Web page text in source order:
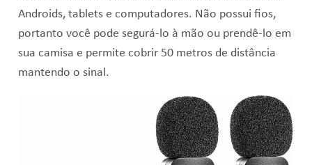
Androids, tablets e computadores. Não possui fios,
portanto você pode segurá-lo à mão ou prendê-lo em
sua camisa e permite cobrir 50 metros de distância
mantendo o sinal.